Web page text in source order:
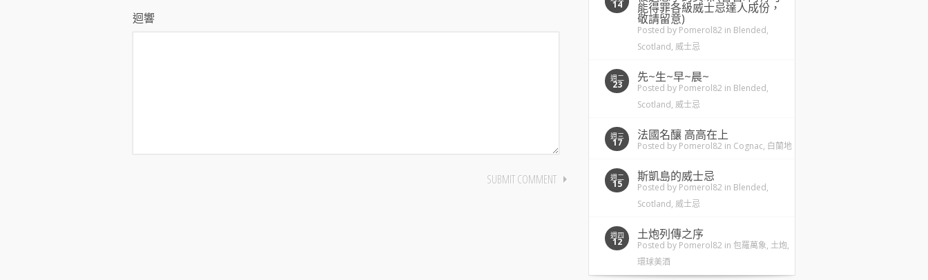
迴響
14 能得罪各級威士忌達人成份，
敬請留意)
Posted by Pomerol82 in Blended,
Scotland, 威士忌
週二
23
先~生~早~晨~
Posted by Pomerol82 in Blended,
Scotland, 威士忌
週三
17
法國名釀 高高在上
Posted by Pomerol82 in Cognac, 白蘭地
週二
15
斯凱島的威士忌
Posted by Pomerol82 in Blended,
Scotland, 威士忌
週四
12
土炮列傳之序
Posted by Pomerol82 in 包羅萬象, 土炮,
環球美酒